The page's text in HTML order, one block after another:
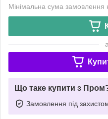
Мінімальна сума замовлення
Що таке купити з
Замовлення під